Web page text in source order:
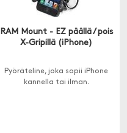
RAM Mount - EZ päällä / pois
X-Gripillä (iPhone)
Pyöräteline, joka sopii iPhone
kannella tai ilman.